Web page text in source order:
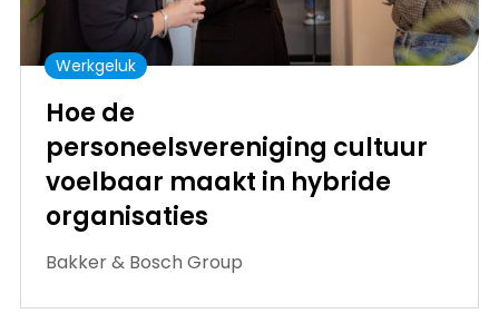
Werkgeluk
Hoe de
personeelsvereniging cultuur
voelbaar maakt in hybride
organisaties
Bakker & Bosch Group